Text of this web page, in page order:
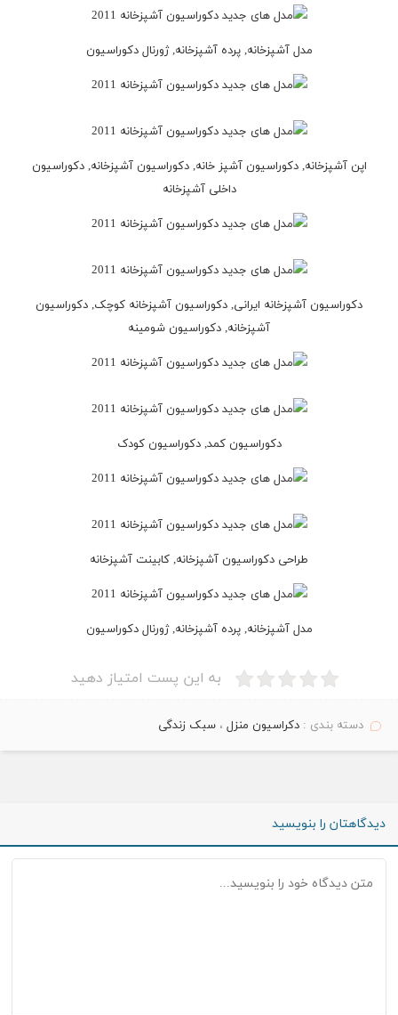
مدل آشپزخانه, پرده آشپزخانه, ژورنال دکوراسیون
اپن آشپزخانه, دکوراسیون آشپز خانه, دکوراسیون آشپزخانه, دکوراسیون
داخلی آشپزخانه
دکوراسیون آشپزخانه ایرانی, دکوراسیون آشپزخانه کوچک, دکوراسیون
آشپزخانه, دکوراسیون شومینه
دکوراسیون کمد, دکوراسیون کودک
طراحی دکوراسیون آشپزخانه, کابینت آشپزخانه
مدل آشپزخانه, پرده آشپزخانه, ژورنال دکوراسیون
به این پست امتیاز دهید
دسته بندی :دکراسیون منزل ،سبک زندگی
دیدگاهتان را بنویسید